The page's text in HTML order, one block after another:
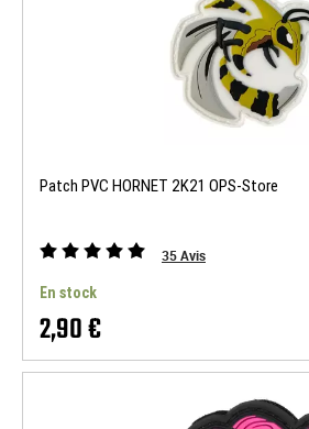
Patch PVC HORNET 2K21 OPS-Store
35Avis
En stock
2,90 €